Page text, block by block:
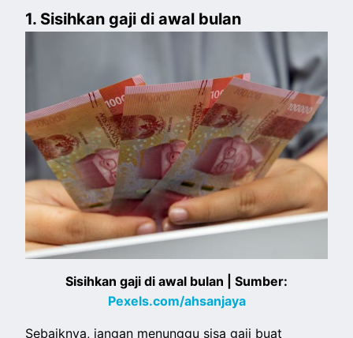
1. Sisihkan gaji di awal bulan
Sisihkan gaji di awal bulan | Sumber:
Pexels.com/ahsanjaya
Sebaiknya, jangan menunggu sisa gaji buat